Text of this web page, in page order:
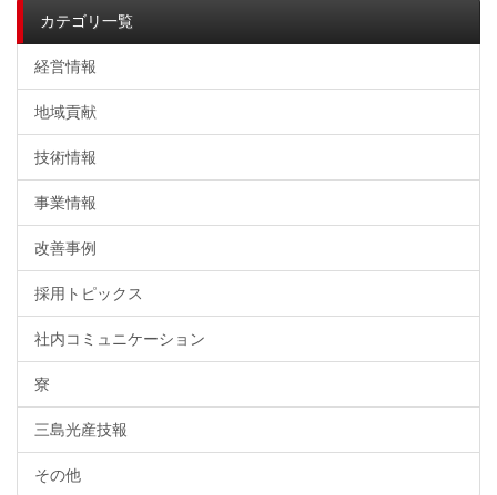
カテゴリ一覧
経営情報
地域貢献
技術情報
事業情報
改善事例
採用トピックス
社内コミュニケーション
寮
三島光産技報
その他